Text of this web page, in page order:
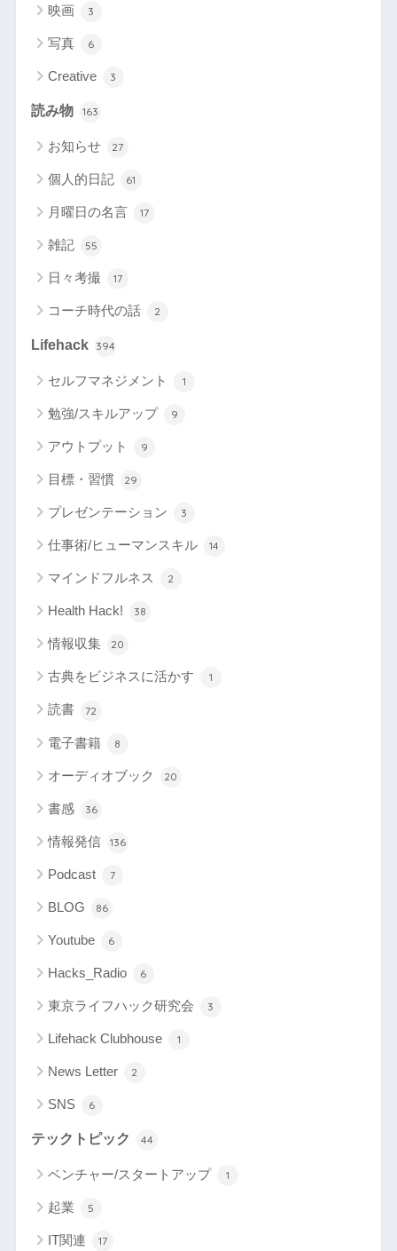
映画 3
写真 6
Creative 3
読み物 163
お知らせ 27
個人的日記 61
月曜日の名言 17
雑記 55
日々考撮 17
コーチ時代の話 2
Lifehack 394
セルフマネジメント 1
勉強/スキルアップ 9
アウトプット 9
目標・習慣 29
プレゼンテーション 3
仕事術/ヒューマンスキル 14
マインドフルネス 2
Health Hack! 38
情報収集 20
古典をビジネスに活かす 1
読書 72
電子書籍 8
オーディオブック 20
書感 36
情報発信 136
Podcast 7
BLOG 86
Youtube 6
Hacks_Radio 6
東京ライフハック研究会 3
Lifehack Clubhouse 1
News Letter 2
SNS 6
テックトピック 44
ベンチャー/スタートアップ 1
起業 5
IT関連 17